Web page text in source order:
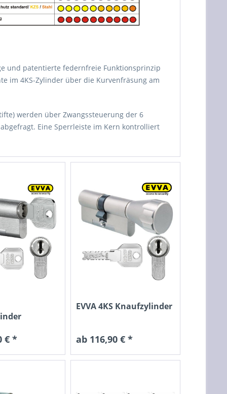
und patentierte federnfreie Funktionsprinzip
im 4KS-Zylinder über die Kurvenfräsung am
werden über Zwangssteuerung der 6
Eine Sperrleiste im Kern kontrolliert
– das ist dreimal mehr als bei anderen
€ *
EVVA 4KS Knaufzylinder
ab 116,90 € *